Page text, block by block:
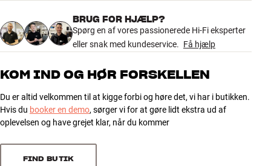
BRUG FOR HJÆLP?
Spørg en af vores passionerede Hi-Fi eksperter
eller snak med kundeservice. Få hjælp
KOM IND OG HØR FORSKELLEN
Du er altid velkommen til at kigge forbi og høre det, vi har i butikken.
Hvis du booker en demo, sørger vi for at gøre lidt ekstra ud af
oplevelsen og have grejet klar, når du kommer
FIND BUTIK